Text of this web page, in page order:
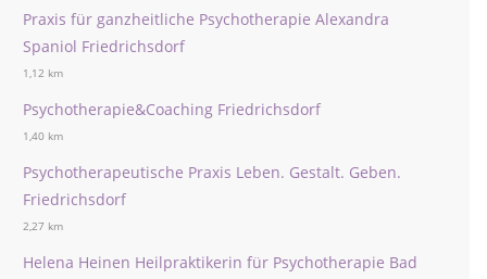
Praxis für ganzheitliche Psychotherapie Alexandra
Spaniol Friedrichsdorf
1,12 km
Psychotherapie&Coaching Friedrichsdorf
1,40 km
Psychotherapeutische Praxis Leben. Gestalt. Geben.
Friedrichsdorf
2,27 km
Helena Heinen Heilpraktikerin für Psychotherapie Bad